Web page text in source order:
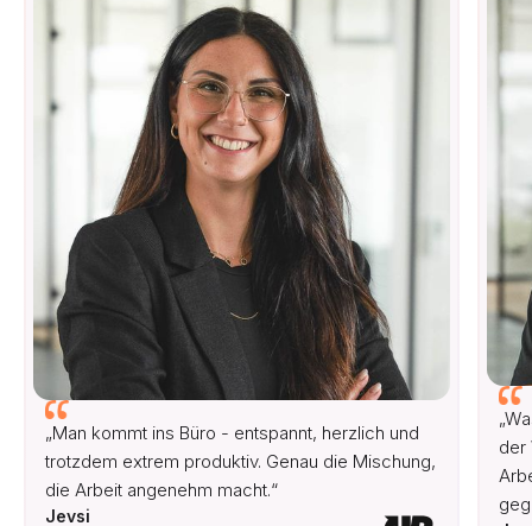
„Man kommt ins Büro - entspannt, herzlich und
trotzdem extrem produktiv. Genau die Mischung,
die Arbeit angenehm macht.“
Jevsi
der